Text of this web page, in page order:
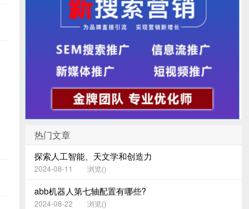
热门文章
探索人工智能、天文学和创造力
2024-08-11 浏览()
abb机器人第七轴配置有哪些?
2024-08-22 浏览()